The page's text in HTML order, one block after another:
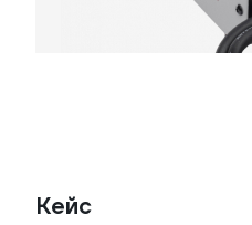
Кейс